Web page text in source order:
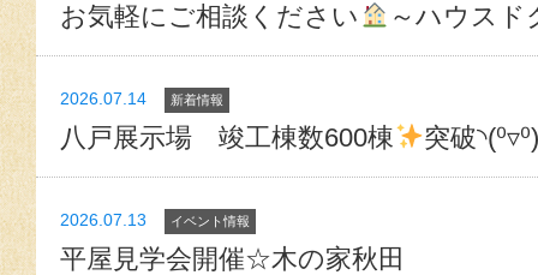
お気軽にご相談ください ～ハウスド
2026.07.14 新着情報
八戸展示場 竣工棟数600棟 突破
2026.07.13 イベント情報
平屋見学会開催☆木の家秋田